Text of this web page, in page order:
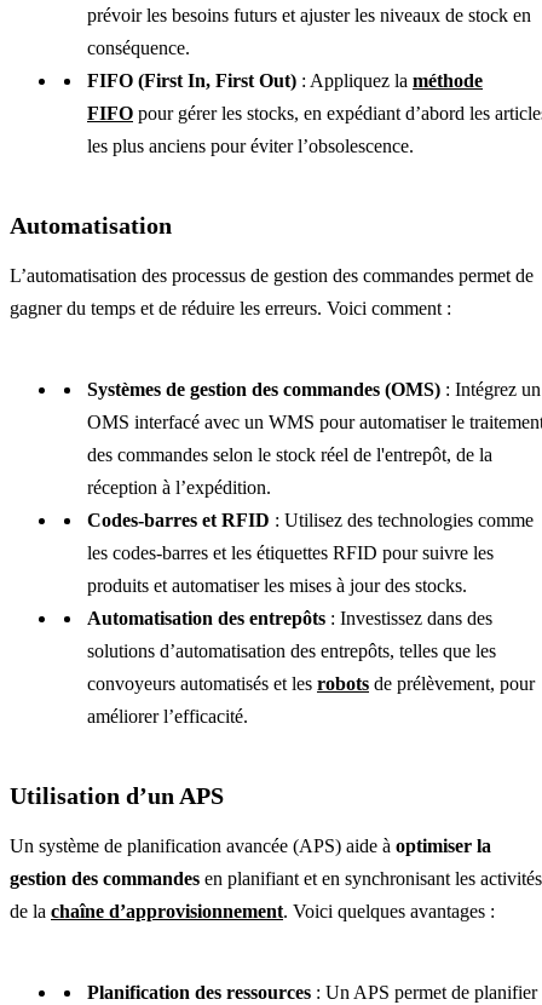
prévoir les besoins futurs et ajuster les niveaux de stock en
conséquence.
FIFO (First In, First Out) : Appliquez la méthode
FIFO pour gérer les stocks, en expédiant d’abord les
les plus anciens pour éviter l’obsolescence.
Automatisation
L’automatisation des processus de gestion des commandes permet de
gagner du temps et de réduire les erreurs. Voici comment :
Systèmes de gestion des commandes (OMS) : Intégrez un
OMS interfacé avec un WMS pour automatiser le
des commandes selon le stock réel de l'entrepôt, de la
réception à l’expédition.
Codes-barres et RFID : Utilisez des technologies comme
les codes-barres et les étiquettes RFID pour suivre les
produits et automatiser les mises à jour des stocks.
Automatisation des entrepôts : Investissez dans des
solutions d’automatisation des entrepôts, telles que les
convoyeurs automatisés et les robots de prélèvement, pour
améliorer l’efficacité.
Utilisation d’un APS
Un système de planification avancée (APS) aide à optimiser la
gestion des commandes en planifiant et en synchronisant les activités
de la chaîne d’approvisionnement. Voici quelques avantages :
Planification des ressources : Un APS permet de planifier